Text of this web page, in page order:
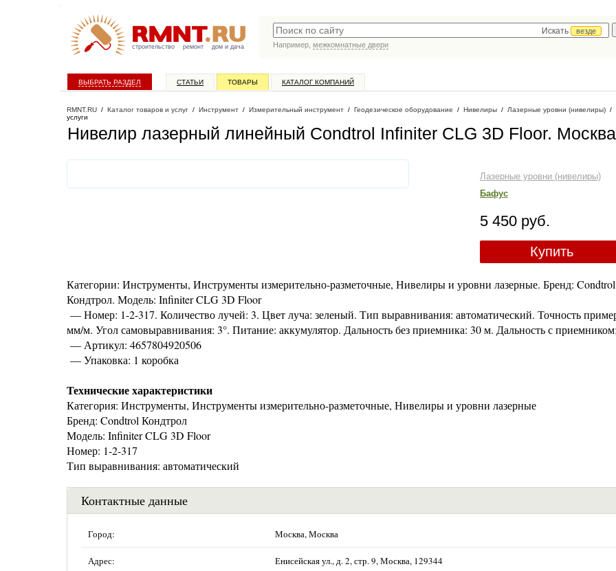
строительство ремонт дом и дача
Искать
везде
Например, межкомнатные двери
ВЫБРАТЬ РАЗДЕЛ СТАТЬИ ТОВАРЫ КАТАЛОГ КОМПАНИЙ
RMNT.RU / Каталог товаров и услуг / Инструмент / Измерительный инструмент / Геодезическое оборудование / Нивелиры / Лазерные уровни (нивелиры) /
услуги
Нивелир лазерный линейный Condtrol Infiniter CLG 3D Floor. Москва
Лазерные уровни (нивелиры)
Бафус
5 450 руб.
Купить
Категории: Инструменты, Инструменты измерительно-разметочные, Нивелиры и уровни лазерные. Бренд: Condtrol
Кондтрол. Модель: Infiniter CLG 3D Floor
— Номер: 1-2-317. Количество лучей: 3. Цвет луча: зеленый. Тип выравнивания: автоматический. Точность
мм/м. Угол самовыравнивания: 3°. Питание: аккумулятор. Дальность без приемника: 30 м. Дальность с
— Артикул: 4657804920506
— Упаковка: 1 коробка
Технические характеристики
Категория: Инструменты, Инструменты измерительно-разметочные, Нивелиры и уровни лазерные
Бренд: Condtrol Кондтрол
Модель: Infiniter CLG 3D Floor
Номер: 1-2-317
Тип выравнивания: автоматический
Контактные данные
Город: Москва, Москва
Адрес: Енисейская ул., д. 2, стр. 9, Москва, 129344